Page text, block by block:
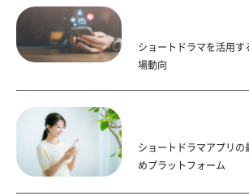
ショートドラマを活用す
場動向
ショートドラマアプリの
めプラットフォーム